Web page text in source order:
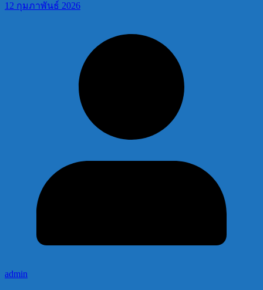
12 กุมภาพันธ์ 2026
admin